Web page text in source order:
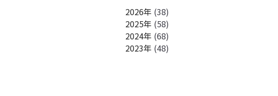
2026年 (38)
2025年 (58)
2024年 (68)
2023年 (48)